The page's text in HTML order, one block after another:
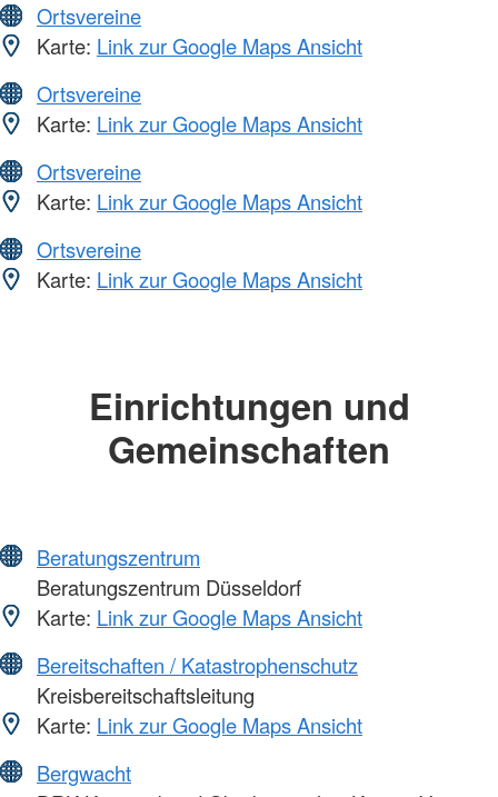
Ortsvereine
Karte: Link zur Google Maps Ansicht
Ortsvereine
Karte: Link zur Google Maps Ansicht
Ortsvereine
Karte: Link zur Google Maps Ansicht
Ortsvereine
Karte: Link zur Google Maps Ansicht
Einrichtungen und
Gemeinschaften
Beratungszentrum
Beratungszentrum Düsseldorf
Karte: Link zur Google Maps Ansicht
Bereitschaften / Katastrophenschutz
Kreisbereitschaftsleitung
Karte: Link zur Google Maps Ansicht
Bergwacht